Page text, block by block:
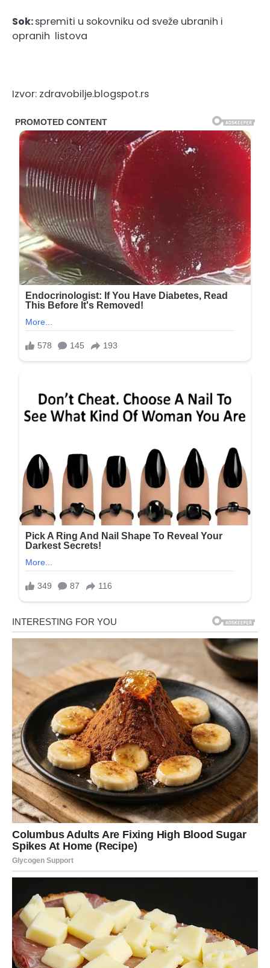
Sok:spremiti u sokovniku od sveže ubranih i
opranih listova
Izvor: zdravobilje.blogspot.rs